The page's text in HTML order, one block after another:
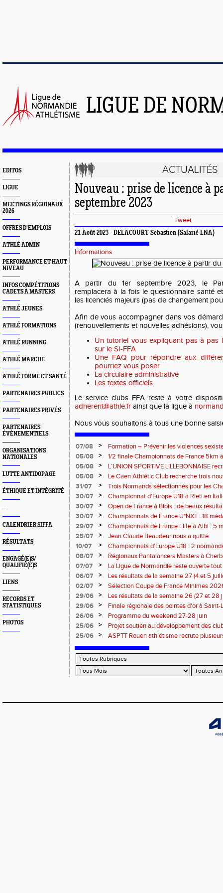
LIGUE DE
EDITOS
LIGUE
MEETINGS RÉGIONAUX
2026
OFFRES D'EMPLOIS
ATHLÉ ADMIN
PERFORMANCE ET HAUT
NIVEAU
INFOS COMPÉTITIONS
CADETS À MASTERS
ATHLÉ JEUNES
ATHLÉ FORMATIONS
ATHLÉ RUNNING
ATHLÉ MARCHE
ATHLÉ FORME ET SANTÉ
PARTENAIRES PUBLICS
PARTENAIRES PRIVÉS
PARTENAIRES
ÉVÈNEMENTIELS
ORGANISATIONS
NATIONALES
LUTTE ANTIDOPAGE
ÉTHIQUE ET INTÉGRITÉ
--
CALENDRIER SIFFA
RÉSULTATS
ENGAGÉ(E)S/
QUALIFIÉ(E)S
LIENS
RECORDS ET
STATISTIQUES
PHOTOS
ACTUALITÉS
Nouveau : prise de licence à
septembre 2023
Tweet
21 Août 2023 - DELACOURT Sebastien (Salarié LNA)
Informations
A partir du 1er septembre 2023, le
remplacera à la fois le questionnaire santé
les licenciés majeurs (pas de changement
Afin de vous accompagner dans vos
(renouvellements et nouvelles adhésions),
Un tutoriel vous expliquant pas à pas
sur le SI-FFA
Une FAQ pour répondre aux
pourriez vous poser
La circulaire administrative
Les textes officiels
Le service clubs FFA reste à votre
adherent@athle.fr ainsi que la ligue à
Nous vous souhaitons à tous une bonne
07/08 >
Formation – Prévenir les violences
: le 26 septembre 2026
05/08 >
1/2 finale Championnats de France 5km
13 septembre 2026 : les informations
05/08 >
L’UNION SPORTIVE LILLEBONNAISE
rentrée 2026
05/08 >
Le Caen Athlétic Club recherche trois
civique à compter de septembre 2026
31/07 >
Trois Normands sélectionnés pour les
Eugene !
30/07 >
Championnat d'Europe U18 à Rieti en
normands
30/07 >
Open de France à Blois : de beaux
30/07
>
Championnats de France U*NXT : 18
29/07
>
Championnats de France Elite à Albi : 5
titres !
25/07 >
Jean Claude Beaudeur nous a quitté
10/07
>
Championnats d'Europe U18 : 2
08/07
>
Régionaux Pantalancers Masters à
07/07
>
La Ligue de Normandie reste ouverte tout
06/07
>
Les résultats de la semaine 27 (4 et 5
02/07
>
Sélection Coupe de France Minimes
29/06
>
Les résultats de la semaine 26 (27 et 28
29/06
>
Finale régionale des pointes d'or à
informations
26/06 >
Programme du weekend 27-28 juin
25/06
>
Projet soutien au développement des
25/06
> ASPTT Rouen athlétisme recrute